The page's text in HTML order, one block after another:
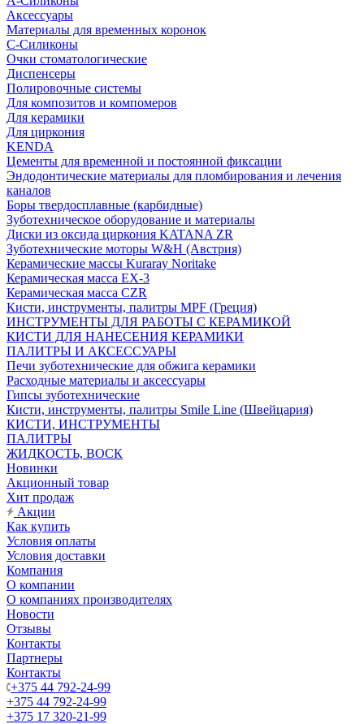
Аксессуары
Материалы для временных коронок
С-Силиконы
Очки стоматологические
Диспенсеры
Полировочные системы
Для композитов и компомеров
Для керамики
Для циркония
KENDA
Цементы для временной и постоянной фиксации
Эндодонтические материалы для пломбирования и лечения
каналов
Боры твердосплавные (карбидные)
Зуботехническое оборудование и материалы
Диски из оксида циркония KATANA ZR
Зуботехнические моторы W&H (Австрия)
Керамические массы Kuraray Noritake
Керамическая масса EX-3
Керамическая масса CZR
Кисти, инструменты, палитры MPF (Греция)
ИНСТРУМЕНТЫ ДЛЯ РАБОТЫ С КЕРАМИКОЙ
КИСТИ ДЛЯ НАНЕСЕНИЯ КЕРАМИКИ
ПАЛИТРЫ И АКСЕССУАРЫ
Печи зуботехнические для обжига керамики
Расходные материалы и аксессуары
Гипсы зуботехнические
Кисти, инструменты, палитры Smile Line (Швейцария)
КИСТИ, ИНСТРУМЕНТЫ
ПАЛИТРЫ
ЖИДКОСТЬ, ВОСК
Новинки
Акционный товар
Хит продаж
Акции
Как купить
Условия оплаты
Условия доставки
Компания
О компании
О компаниях производителях
Новости
Отзывы
Контакты
Партнеры
Контакты
+375 44 792-24-99
+375 44 792-24-99
+375 17 320-21-99